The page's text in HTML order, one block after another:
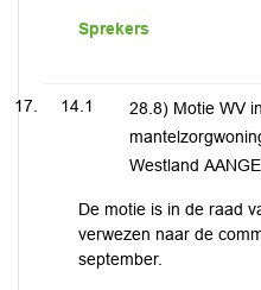
Sprekers
14.1
28.8) Motie WV
Westland
De motie is in de raad
verwezen naar de
september.